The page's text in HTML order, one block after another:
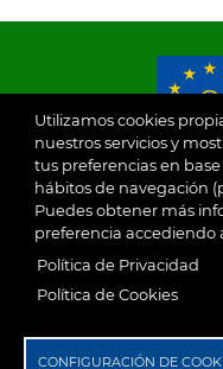
Utilizamos cookies
nuestros servicios y
tus preferencias en
hábitos de navegación
Puedes obtener más
preferencia accediendo
Política de Privacidad
Política de Cookies
CONFIGURACIÓN DE
© 2026
Ayuntamiento de